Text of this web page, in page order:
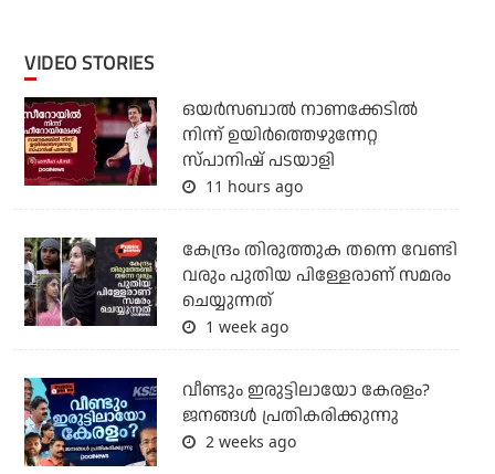
VIDEO STORIES
ഒയര്‍സബാൽ നാണക്കേടിൽ
നിന്ന് ഉയിർത്തെഴുന്നേറ്റ
സ്പാനിഷ് പടയാളി
11 hours ago
കേന്ദ്രം തിരുത്തുക തന്നെ വേണ്ടി
വരും പുതിയ പിള്ളേരാണ് സമരം
ചെയ്യുന്നത്
1 week ago
വീണ്ടും ഇരുട്ടിലായോ കേരളം?
ജനങ്ങൾ പ്രതികരിക്കുന്നു
2 weeks ago